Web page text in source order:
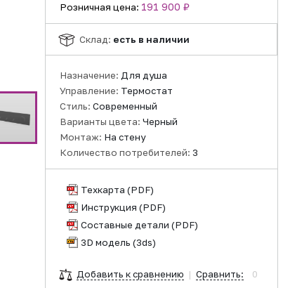
Розничная цена: 191 900 ₽
Склад: есть в наличии
Назначение: Для душа
Управление: Термостат
Стиль: Современный
Варианты цвета: Черный
Монтаж: На стену
Количество потребителей: 3
Техкарта (PDF)
Инструкция (PDF)
Составные детали (PDF)
3D модель (3ds)
Добавить к сравнению | Сравнить:
0